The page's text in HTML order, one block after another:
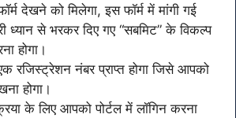
देखने को मिलेगा, इस फॉर्म में मांगी गई
ध्यान से भरकर दिए गए “सबमिट” के विकल्प
होगा।
रजिस्ट्रेशन नंबर प्राप्त होगा जिसे आपको
होगा।
के लिए आपको पोर्टल में लॉगिन करना